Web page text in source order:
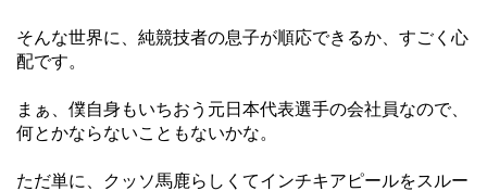
そんな世界に、純競技者の息子が順応できるか、すごく心
配です。
まぁ、僕自身もいちおう元日本代表選手の会社員なので、
何とかならないこともないかな。
ただ単に、クッソ馬鹿らしくてインチキアピールをスルー